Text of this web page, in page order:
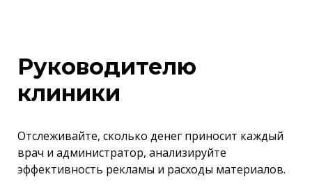
Руководителю
клиники
Отслеживайте, сколько денег приносит каждый
врач и администратор, анализируйте
эффективность рекламы и расходы материалов.